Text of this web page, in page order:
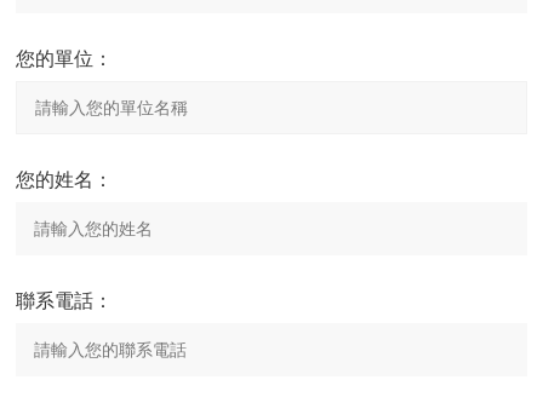
您的單位：
您的姓名：
聯系電話：